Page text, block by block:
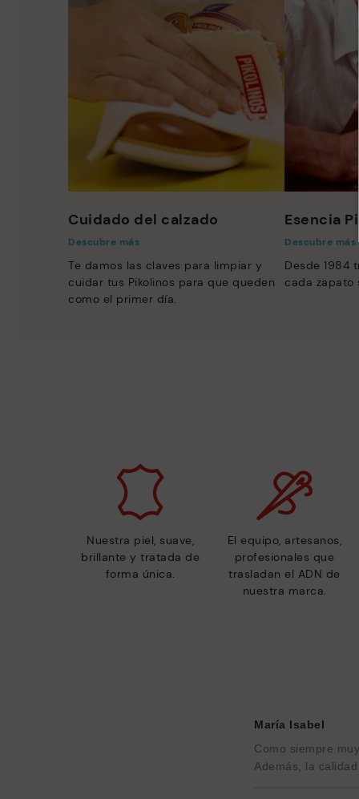
Cuidado del calzado
Descubre más
Te damos las claves para limpiar y
cuidar tus Pikolinos para que queden
como el primer día.
Esencia
Descubre más
Desde 1984
cada zapato
Nuestra piel, suave,
brillante y tratada de
forma única.
El equipo, artesanos,
profesionales que
trasladan el ADN de
nuestra marca.
María Isabel
Como siempre
Además, la